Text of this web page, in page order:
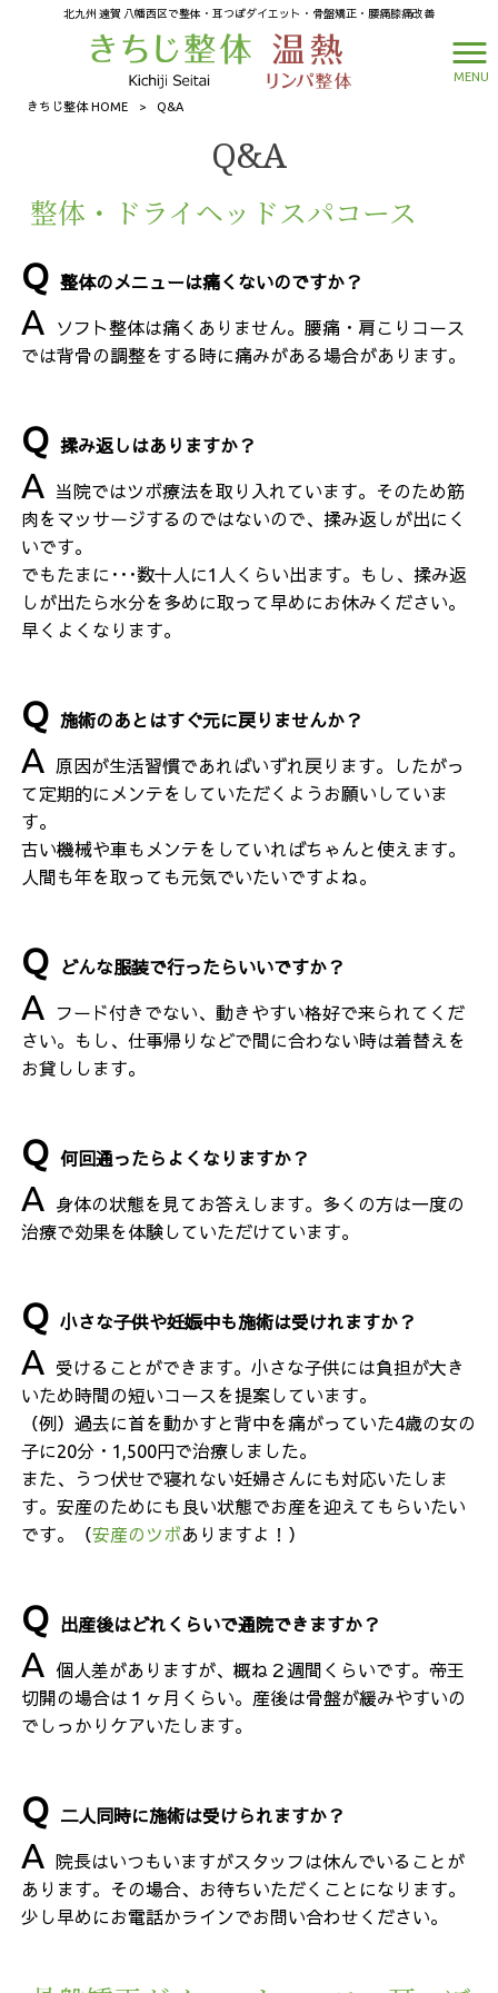
北九州 遠賀 八幡西区で整体・耳つぼダイエット・骨盤矯正・腰痛膝痛改善
MENU
きちじ整体 HOME > Q&A
Q&A
整体・ドライヘッドスパコース
整体のメニューは痛くないのですか？
ソフト整体は痛くありません。腰痛・肩こりコース
では背骨の調整をする時に痛みがある場合があります。
揉み返しはありますか？
当院ではツボ療法を取り入れています。そのため筋
肉をマッサージするのではないので、揉み返しが出にく
いです。
でもたまに･･･数十人に1人くらい出ます。もし、揉み返
しが出たら水分を多めに取って早めにお休みください。
早くよくなります。
施術のあとはすぐ元に戻りませんか？
原因が生活習慣であればいずれ戻ります。したがっ
て定期的にメンテをしていただくようお願いしていま
す。
古い機械や車もメンテをしていればちゃんと使えます。
人間も年を取っても元気でいたいですよね。
どんな服装で行ったらいいですか？
フード付きでない、動きやすい格好で来られてくだ
さい。もし、仕事帰りなどで間に合わない時は着替えを
お貸しします。
何回通ったらよくなりますか？
身体の状態を見てお答えします。多くの方は一度の
治療で効果を体験していただけています。
小さな子供や妊娠中も施術は受けれますか？
受けることができます。小さな子供には負担が大き
いため時間の短いコースを提案しています。
（例）過去に首を動かすと背中を痛がっていた4歳の女の
子に20分・1,500円で治療しました。
また、うつ伏せで寝れない妊婦さんにも対応いたしま
す。安産のためにも良い状態でお産を迎えてもらいたい
です。（安産のツボありますよ！）
出産後はどれくらいで通院できますか？
個人差がありますが、概ね２週間くらいです。帝王
切開の場合は１ヶ月くらい。産後は骨盤が緩みやすいの
でしっかりケアいたします。
二人同時に施術は受けられますか？
院長はいつもいますがスタッフは休んでいることが
あります。その場合、お待ちいただくことになります。
少し早めにお電話かラインでお問い合わせください。